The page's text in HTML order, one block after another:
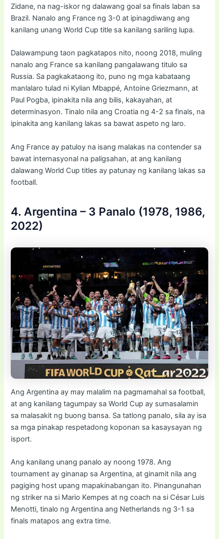
Zidane, na nag-iskor ng dalawang goal sa finals laban sa
Brazil. Nanalo ang France ng 3-0 at ipinagdiwang ang
kanilang unang World Cup title sa kanilang sariling lupa.
Dalawampung taon pagkatapos nito, noong 2018, muling
nanalo ang France sa kanilang pangalawang titulo sa
Russia. Sa pagkakataong ito, puno ng mga kabataang
manlalaro tulad ni Kylian Mbappé, Antoine Griezmann, at
Paul Pogba, ipinakita nila ang bilis, kakayahan, at
determinasyon. Tinalo nila ang Croatia ng 4-2 sa finals, na
ipinakita ang kanilang lakas sa bawat aspeto ng laro.
Ang France ay patuloy na isang malakas na contender sa
bawat internasyonal na paligsahan, at ang kanilang
dalawang World Cup titles ay patunay ng kanilang lakas sa
football.
4. Argentina – 3 Panalo (1978, 1986,
2022)
Ang Argentina ay may malalim na pagmamahal sa football,
at ang kanilang tagumpay sa World Cup ay sumasalamin
sa malasakit ng buong bansa. Sa tatlong panalo, sila ay isa
sa mga pinakap respetadong koponan sa kasaysayan ng
isport.
Ang kanilang unang panalo ay noong 1978. Ang
tournament ay ginanap sa Argentina, at ginamit nila ang
pagiging host upang mapakinabangan ito. Pinangunahan
ng striker na si Mario Kempes at ng coach na si César Luis
Menotti, tinalo ng Argentina ang Netherlands ng 3-1 sa
finals matapos ang extra time.